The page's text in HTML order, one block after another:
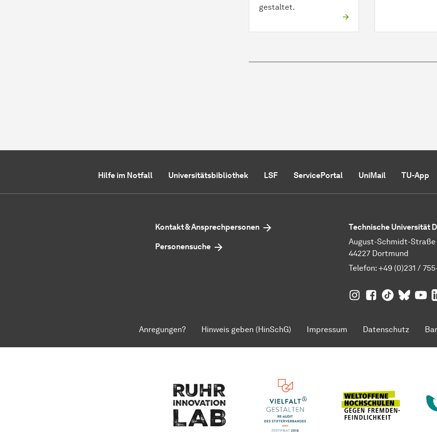
gestaltet.
Hilfe im Notfall Universitätsbibliothek LSF ServicePortal UniMail TU-App
Kontakt & Ansprechpersonen
Personensuche
Technische Universität
August-Schmidt-Straße
44227 Dortmund
Telefon: +49 (0)231 /
TU Dortmund auf
TU Dortmund
TU TU
Anregungen? Hinweis geben (HinSchG) Impressum Datenschutz